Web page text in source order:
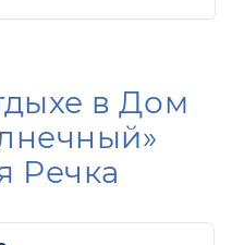
в Дом
Речка